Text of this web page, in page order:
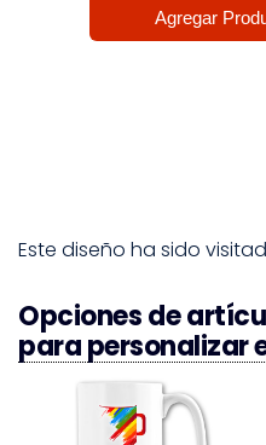
Este diseño ha sido
Opciones de
para personalizar